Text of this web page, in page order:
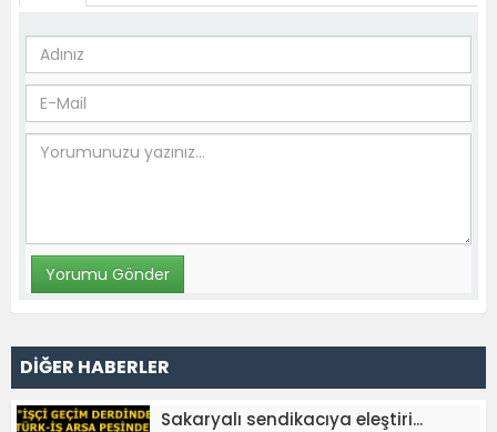
DİĞER HABERLER
Sakaryalı sendikacıya eleştiri...